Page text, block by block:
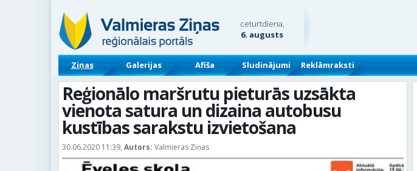
ceturtdiena,
6. augusts
Ziņas Galerijas Afiša Sludinājumi Reklāmraksti
Reģionālo maršrutu pieturās uzsākta
vienota satura un dizaina autobusu
kustības sarakstu izvietošana
30.06.2020 11:39, Autors: Valmieras Ziņas